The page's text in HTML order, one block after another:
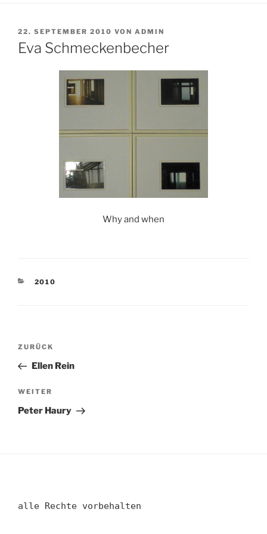
VERÖFFENTLICHT
AM
22. SEPTEMBER 2010 VON ADMIN
Eva Schmeckenbecher
Why and when
KATEGORIEN
2010
Beitragsnavigation
Vorheriger
Beitrag
ZURÜCK
Ellen Rein
Nächster
Beitrag
WEITER
Peter Haury
alle Rechte vorbehalten